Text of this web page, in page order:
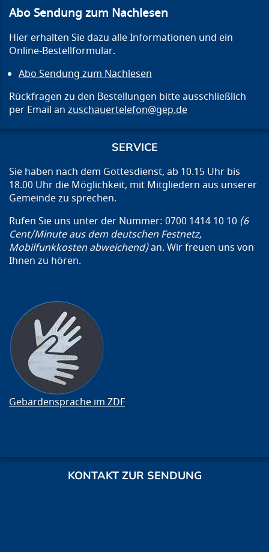
Abo Sendung zum Nachlesen
Hier erhalten Sie dazu alle Informationen und ein
Online-Bestellformular.
Abo Sendung zum Nachlesen
Rückfragen zu den Bestellungen bitte ausschließlich
per Email an zuschauertelefon@gep.de
SERVICE
Sie haben nach dem Gottesdienst, ab 10.15 Uhr bis
18.00 Uhr die Möglichkeit, mit Mitgliedern aus unserer
Gemeinde zu sprechen.
Rufen Sie uns unter der Nummer: 0700 1414 10 10 (6
Cent/Minute aus dem deutschen Festnetz,
Mobilfunkkosten abweichend)an. Wir freuen uns von
Ihnen zu hören.
Gebärdensprache im ZDF
KONTAKT ZUR SENDUNG